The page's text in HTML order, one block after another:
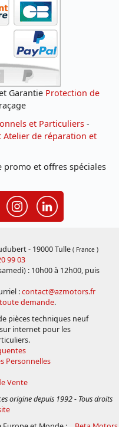
Garantie Protection de
et Particuliers -
Atelier de réparation et
promo et offres spéciales
- 19000 Tulle ( France )
99 03
: 10h00 à 12h00, puis
:contact@azmotors.fr
demande.
pièces techniques neuf
internet pour les
Personnelles
Vente
origine depuis 1992 - Tous droits